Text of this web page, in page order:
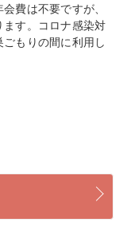
費は不要ですが、
す。コロナ感染対
もりの間に利用し